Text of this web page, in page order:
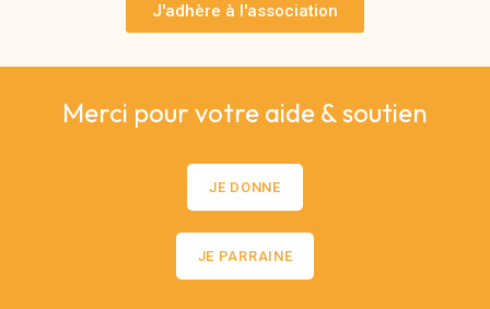
J'adhère à l'association
Merci pour votre aide & soutien
JE DONNE
JE PARRAINE